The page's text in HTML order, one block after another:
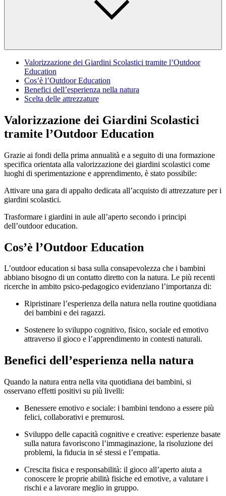
Valorizzazione dei Giardini Scolastici tramite l’Outdoor
Education
Cos’è l’Outdoor Education
Benefici dell’esperienza nella natura
Scelta delle attrezzature
Valorizzazione dei Giardini Scolastici
tramite l’Outdoor Education
Grazie ai fondi della prima annualità e a seguito di una formazione
specifica orientata alla valorizzazione dei giardini scolastici come
luoghi di sperimentazione e apprendimento, è stato possibile:
Attivare una gara di appalto dedicata all’acquisto di attrezzature per i
giardini scolastici.
Trasformare i giardini in aule all’aperto secondo i principi
dell’outdoor education.
Cos’è l’Outdoor Education
L’outdoor education si basa sulla consapevolezza che i bambini
abbiano bisogno di un contatto diretto con la natura. Le più recenti
ricerche in ambito psico-pedagogico evidenziano l’importanza di:
Ripristinare l’esperienza della natura nella routine quotidiana
dei bambini e dei ragazzi.
Sostenere lo sviluppo cognitivo, fisico, sociale ed emotivo
attraverso il gioco e l’apprendimento in contesti naturali.
Benefici dell’esperienza nella natura
Quando la natura entra nella vita quotidiana dei bambini, si
osservano effetti positivi su più livelli:
Benessere emotivo e sociale: i bambini tendono a essere più
felici, collaborativi e premurosi.
Sviluppo delle capacità cognitive e creative: esperienze basate
sulla natura favoriscono l’immaginazione, la risoluzione dei
problemi, la fiducia in sé stessi e l’empatia.
Crescita fisica e responsabilità: il gioco all’aperto aiuta a
conoscere le proprie abilità fisiche ed emotive, a valutare i
rischi e a lavorare meglio in gruppo.